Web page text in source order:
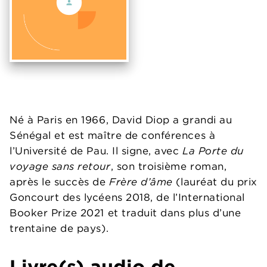
Né à Paris en 1966, David Diop a grandi au
Sénégal et est maître de conférences à
l’Université de Pau. Il signe, avecLa Porte du
voyage sans retour, son troisième roman,
après le succès deFrère d’âme (lauréat du prix
Goncourt des lycéens 2018, de l’International
Booker Prize 2021 et traduit dans plus d’une
trentaine de pays).